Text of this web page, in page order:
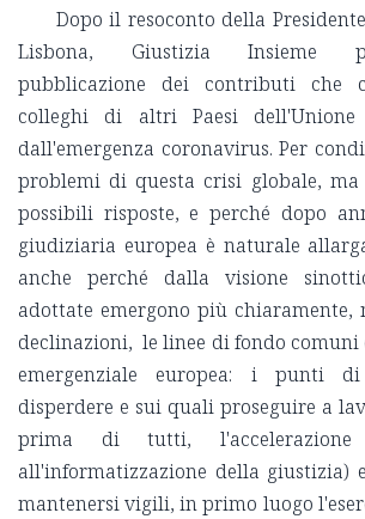
Dopo il resoconto della
Lisbona, Giustizia Insieme
pubblicazione dei contributi che
colleghi di altri Paesi
dall'emergenza coronavirus. Per
problemi di questa crisi globale, ma
possibili risposte, e perché dopo
giudiziaria europea è naturale
anche perché dalla visione
adottate emergono più chiaramente,
declinazioni, le linee di fondo comuni
emergenziale europea: i punti
disperdere e sui quali proseguire a
prima di tutti, l'accelerazione
all'informatizzazione della giustizia)
mantenersi vigili, in primo luogo